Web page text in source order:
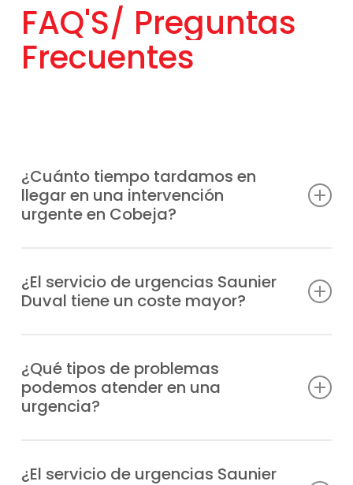
FAQ'S/ Preguntas
Frecuentes
¿Cuánto tiempo tardamos en
llegar en una intervención
urgente en Cobeja?
estratégicamente distribuidas para acudir
a tu ubicación en Cobeja lo antes posible,
¿El servicio de urgencias Saunier
Duval tiene un coste mayor?
fuera del horario normal, el servicio de
urgencias tiene un recargo, que te
comunicaremos antes de la intervención.
¿Qué tipos de problemas
podemos atender en una
urgencia?
encendido y fugas, hasta fallos en la
¿El servicio de urgencias Saunier